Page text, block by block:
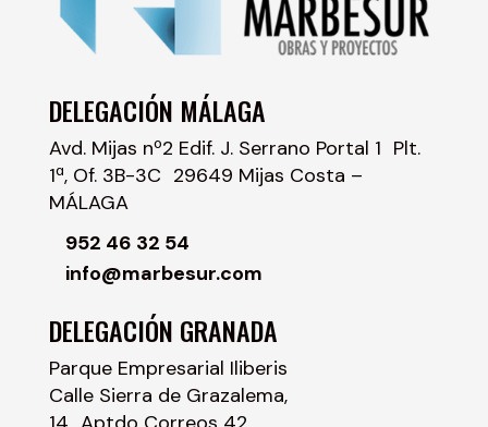
DELEGACIÓN MÁLAGA
Avd. Mijas nº2 Edif. J. Serrano Portal 1 Plt.
1ª, Of. 3B-3C 29649 Mijas Costa –
MÁLAGA
952 46 32 54
info@marbesur.com
DELEGACIÓN GRANADA
Parque Empresarial Iliberis
Calle Sierra de Grazalema,